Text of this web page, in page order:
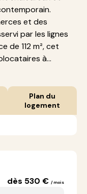
et des
par les lignes
de 112 m², cet
à...
Plan du
logement
dès 530 € / mois